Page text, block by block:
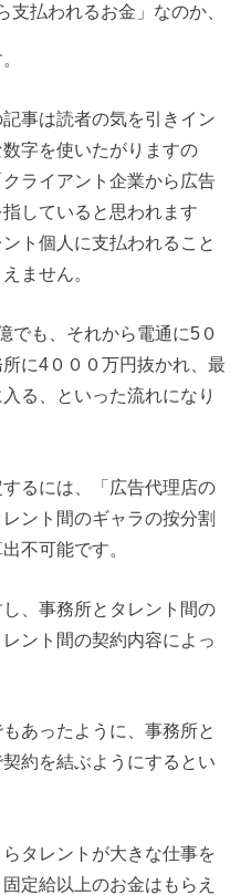
支払われるお金」なのか、
事は読者の気を引きイン
字を使いたがりますの
ライアント企業から広告
していると思われます
ト個人に支払われること
ません。
でも、それから電通に5０
に4０００万円抜かれ、最
る、といった流れになり
るには、「広告代理店の
ント間のギャラの按分割
不可能です。
、事務所とタレント間の
ント間の契約内容によっ
あったように、事務所と
約を結ぶようにするとい
タレントが大きな仕事を
定給以上のお金はもらえ